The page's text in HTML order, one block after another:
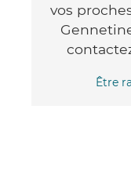
vos
Être